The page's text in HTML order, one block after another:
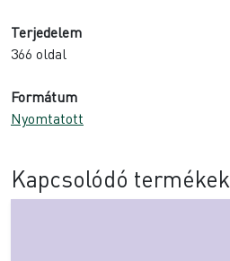
Terjedelem
366 oldal
Formátum
Nyomtatott
Kapcsolódó termékek